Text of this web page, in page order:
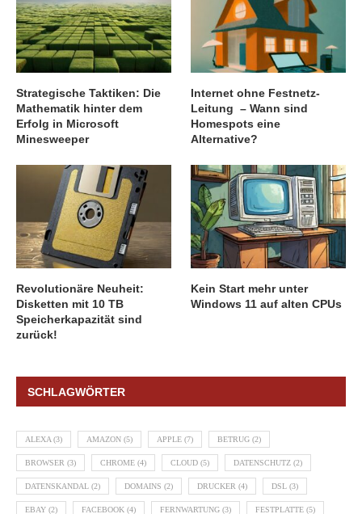
Strategische Taktiken: Die
Mathematik hinter dem
Erfolg in Microsoft
Minesweeper
Internet ohne Festnetz-
Leitung – Wann sind
Homespots eine
Alternative?
Revolutionäre Neuheit:
Disketten mit 10 TB
Speicherkapazität sind
zurück!
Kein Start mehr unter
Windows 11 auf alten CPUs
SCHLAGWÖRTER
ALEXA (3) AMAZON (5) APPLE (7) BETRUG (2)
BROWSER (3) CHROME (4) CLOUD (5) DATENSCHUTZ (2)
DATENSKANDAL (2) DOMAINS (2) DRUCKER (4) DSL (3)
EBAY (2) FACEBOOK (4) FERNWARTUNG (3) FESTPLATTE (5)